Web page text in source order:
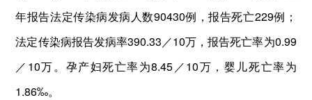
年报告法定传染病发病人数90430例，报告死亡229例；
法定传染病报告发病率390.33／10万，报告死亡率为0.99
／10万。孕产妇死亡率为8.45／10万，婴儿死亡率为
1.86‰。